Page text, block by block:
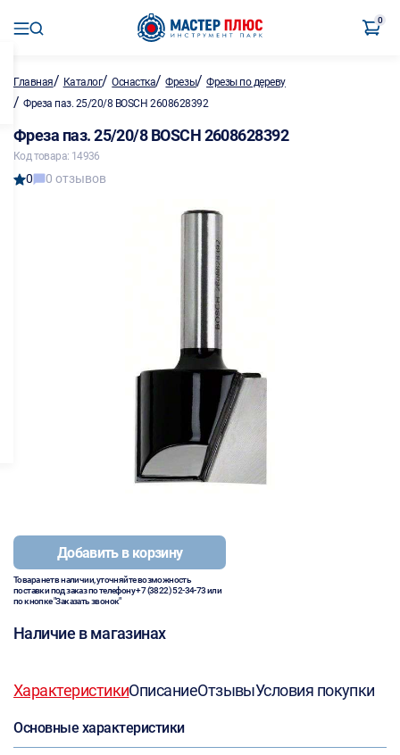
0
Главная/ Каталог/Оснастка/Фрезы/Фрезы по дереву
/ Фреза паз. 25/20/8 BOSCH 2608628392
Фреза паз. 25/20/8 BOSCH 2608628392
Код товара: 14936
0 0 отзывов
Добавить в корзину
Товара нет в наличии, уточняйте возможность
поставки под заказ по телефону+7 (3822) 52-34-73или
по кнопке "Заказать звонок"
Наличие в магазинах
ХарактеристикиОписаниеОтзывыУсловия покупки
Основные характеристики